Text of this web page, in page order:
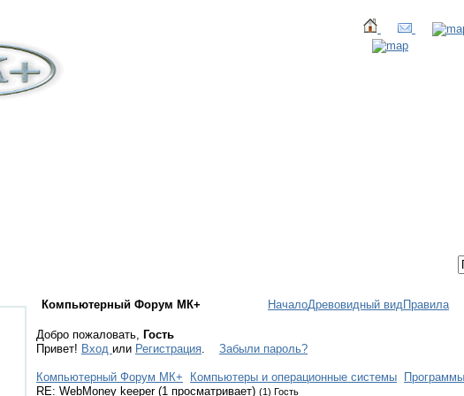
Компьютерный Форум МК+ НачалоДревовидный видПравила
Добро пожаловать, Гость
Привет! Вход или Регистрация. Забыли пароль?
Компьютерный Форум МК+ Компьютеры и операционные системы
Программы
RE: WebMoney keeper (1 просматривает) (1) Гость